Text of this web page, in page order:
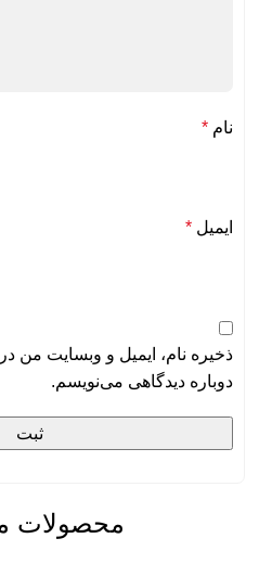
نام *
ایمیل *
ذخیره نام، ایمیل و وبسایت من
دوباره دیدگاهی می‌نویسم.
محصولات